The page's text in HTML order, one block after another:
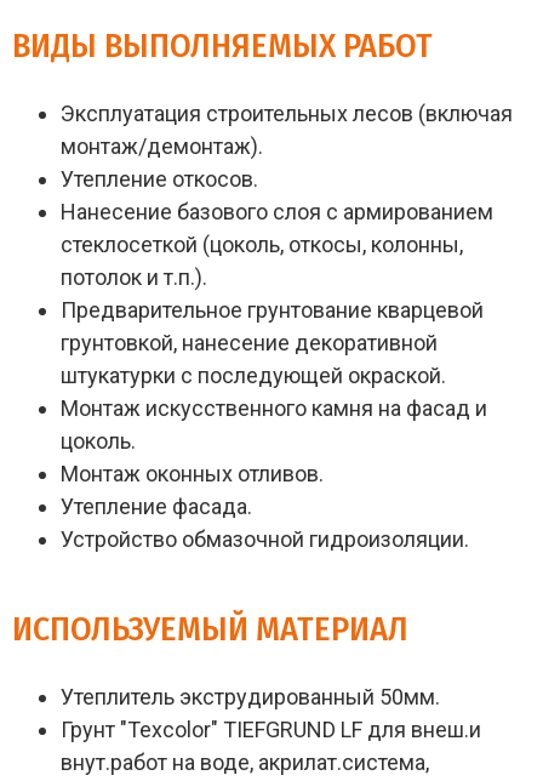
ВИДЫ ВЫПОЛНЯЕМЫХ РАБОТ
Эксплуатация строительных лесов (включая
монтаж/демонтаж).
Утепление откосов.
Нанесение базового слоя с армированием
стеклосеткой (цоколь, откосы, колонны,
потолок и т.п.).
Предварительное грунтование кварцевой
грунтовкой, нанесение декоративной
штукатурки с последующей окраской.
Монтаж искусственного камня на фасад и
цоколь.
Монтаж оконных отливов.
Утепление фасада.
Устройство обмазочной гидроизоляции.
ИСПОЛЬЗУЕМЫЙ МАТЕРИАЛ
Утеплитель экструдированный 50мм.
Грунт "Texcolor" TIEFGRUND LF для внеш.и
внут.работ на воде, акрилат.система,